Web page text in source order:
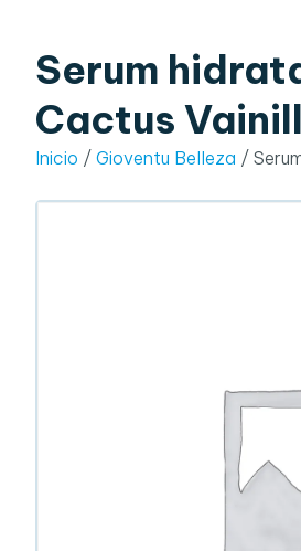
Serum
Cactus
Inicio / Gioventu Belleza /